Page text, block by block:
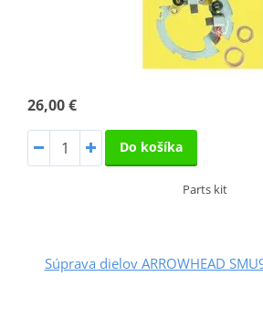
26,00 €
Do košíka
Parts kit
Súprava dielov ARROWHEAD